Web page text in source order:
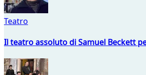
Teatro
Il teatro assoluto di Samuel Beckett